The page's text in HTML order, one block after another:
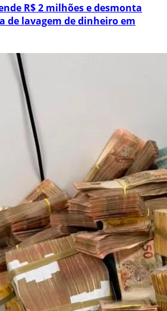
R$ 2 milhões e desmonta
de lavagem de dinheiro em